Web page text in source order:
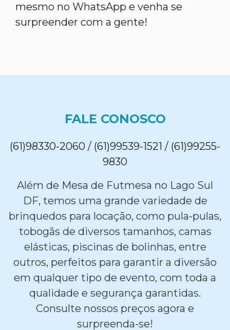
mesmo no WhatsApp e venha se
surpreender com a gente!
FALE CONOSCO
(61)98330-2060 / (61)99539-1521 / (61)99255-
9830
Além de Mesa de Futmesa no Lago Sul
DF, temos uma grande variedade de
brinquedos para locação, como pula-pulas,
tobogãs de diversos tamanhos, camas
elásticas, piscinas de bolinhas, entre
outros, perfeitos para garantir a diversão
em qualquer tipo de evento, com toda a
qualidade e segurança garantidas.
Consulte nossos preços agora e
surpreenda-se!